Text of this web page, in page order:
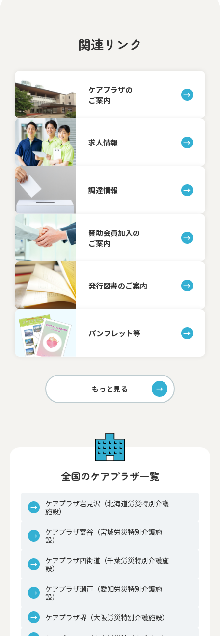
関連リンク
ケアプラザの
ご案内
求人情報
調達情報
賛助会員加入の
ご案内
発行図書のご案内
パンフレット等
もっと見る
全国のケアプラザ一覧
ケアプラザ岩見沢（北海道労災特別介護
施設）
ケアプラザ富谷（宮城労災特別介護施
設）
ケアプラザ四街道（千葉労災特別介護施
設）
ケアプラザ瀬戸（愛知労災特別介護施
設）
ケアプラザ堺（大阪労災特別介護施設）